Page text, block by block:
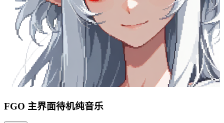
FGO 主界面待机纯音乐